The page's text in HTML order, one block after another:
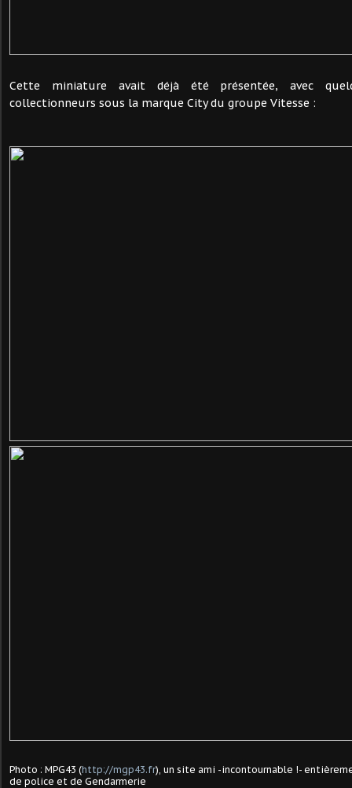
Cette miniature avait déjà été présentée, avec
collectionneurs sous la marque City du groupe Vitesse :
Photo : MPG43 (http://mgp43.fr), un site ami -incontournable !-
de police et de Gendarmerie